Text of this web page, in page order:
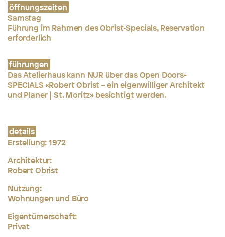
öffnungszeiten
Samstag
Führung im Rahmen des Obrist-Specials, Reservation
erforderlich
führungen
Das Atelierhaus kann NUR über das Open Doors-
SPECIALS «Robert Obrist – ein eigenwilliger Architekt
und Planer | St. Moritz» besichtigt werden.
details
Erstellung: 1972
Architektur:
Robert Obrist
Nutzung:
Wohnungen und Büro
Eigentümerschaft:
Privat